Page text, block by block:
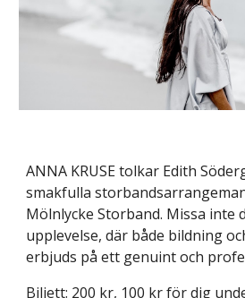
ANNA KRUSE tolkar Edith
smakfulla
Mölnlycke Storband. Missa inte
upplevelse, där både bildning
erbjuds på ett genuint och
Biljett: 200 kr, 100 kr för dig